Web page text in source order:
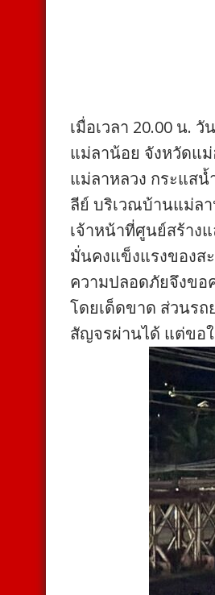
เมื่อเวลา 20.00 น.
แม่ลาน้อย จังหวัดแ
แม่ลาหลวง กระแสน้
ลีย์ บริเวณบ้านแม่ลา
เจ้าหน้าที่ศูนย์สร้าง
มั่นคงแข็งแรงของส
ความปลอดภัยจึงขอ
โดยเด็ดขาด ส่วนร
สัญจรผ่านได้ แต่ขอ